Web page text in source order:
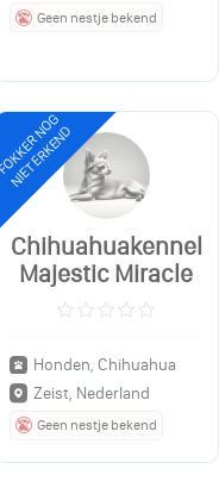
Geen nestje bekend
NOG
NIET ERKEND
Chihuahuakennel
Majestic Miracle
Honden, Chihuahua
Zeist, Nederland
Geen nestje bekend